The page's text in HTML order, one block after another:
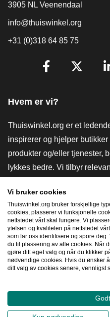
3905 NL Veenendaal
info@thuiswinkel.org
+31 (0)318 64 85 75
Hvem er vi?
Thuiswinkel.org er et
inspirerer og hjelper
produkter og/eller tjenester,
lykkes bedre. Vi tilbyr
verktøy og råd,
og har vår egen
Academy.
Naviger raskt
2026©
Vi bruker cookies
Thuiswinkel.org bruker forskjellige
cookies, plasserer vi funksjonelle
nettstedet vårt skal fungere. Vi
ytelsen og kvaliteten på nettstedet
som lar oss identifisere og spore
du til plassering av alle cookies. Når
gjøre ditt eget valg og når du klikker
nødvendige cookies. Hvis du ønsker
ditt valg av cookies senere, vennligst